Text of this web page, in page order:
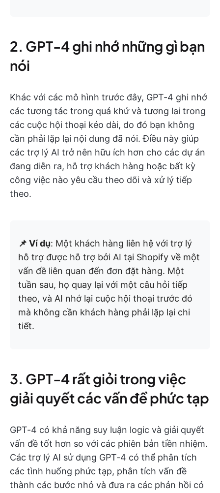
2. GPT-4 ghi nhớ những gì bạn
nói
Khác với các mô hình trước đây, GPT-4 ghi nhớ
các tương tác trong quá khứ và tương lai trong
các cuộc hội thoại kéo dài, do đó bạn không
cần phải lặp lại nội dung đã nói. Điều này giúp
các trợ lý AI trở nên hữu ích hơn cho các dự án
đang diễn ra, hỗ trợ khách hàng hoặc bất kỳ
công việc nào yêu cầu theo dõi và xử lý tiếp
theo.
📌 Ví dụ: Một khách hàng liên hệ với trợ lý
hỗ trợ được hỗ trợ bởi AI tại Shopify về một
vấn đề liên quan đến đơn đặt hàng. Một
tuần sau, họ quay lại với một câu hỏi tiếp
theo, và AI nhớ lại cuộc hội thoại trước đó
mà không cần khách hàng phải lặp lại chi
tiết.
3. GPT-4 rất giỏi trong việc
giải quyết các vấn đề phức tạp
GPT-4 có khả năng suy luận logic và giải quyết
vấn đề tốt hơn so với các phiên bản tiền nhiệm.
Các trợ lý AI sử dụng GPT-4 có thể phân tích
các tình huống phức tạp, phân tích vấn đề
thành các bước nhỏ và đưa ra các phản hồi có